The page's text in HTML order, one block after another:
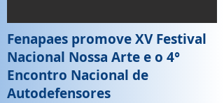
Fenapaes promove XV Festival
Nacional Nossa Arte e o 4°
Encontro Nacional de
Autodefensores